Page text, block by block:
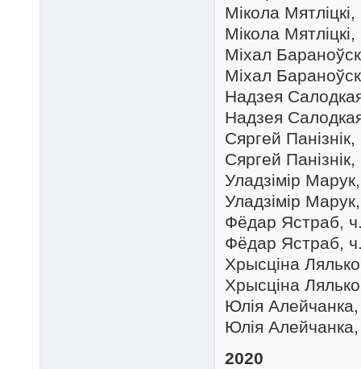
Мікола
Мікола
Міхал
Міхал
Надзея
Надзея
Сяргей
Сяргей
Уладзімір
Уладзімір
Фёдар Ястраб,
Фёдар Ястраб,
Хрысціна
Хрысціна
Юлія
Юлія
2020